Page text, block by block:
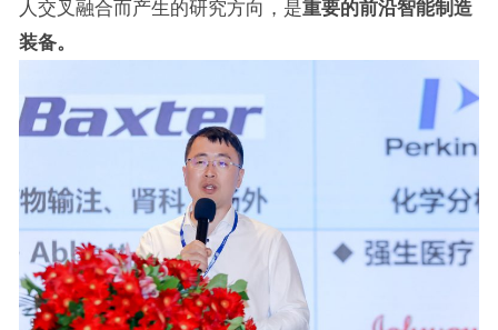
人交叉融合而产生的研究方向，是重要的前沿智能制造
装备。